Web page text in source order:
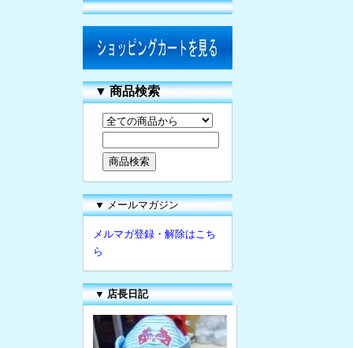
▼商品検索
▼ メールマガジン
メルマガ登録・解除はこち
ら
▼ 店長日記